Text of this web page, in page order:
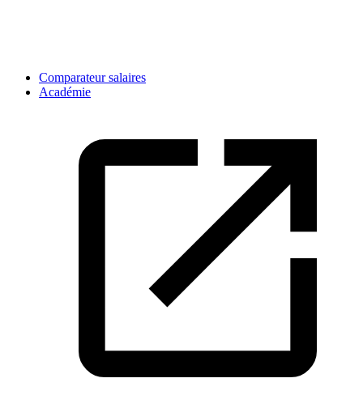
Comparateur salaires
Académie